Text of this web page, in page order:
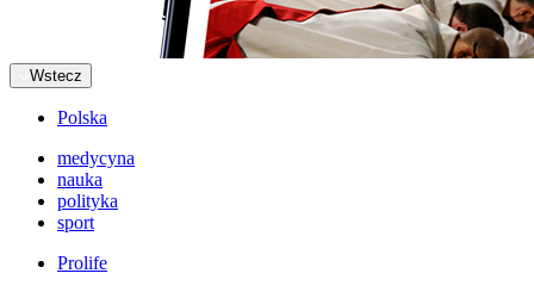
Wstecz
Polska
medycyna
nauka
polityka
sport
Prolife